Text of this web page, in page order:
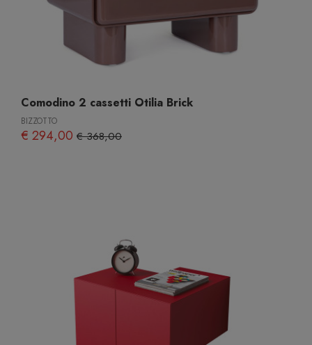
Comodino 2 cassetti Otilia Brick
BIZZOTTO
€ 294,00 € 368,00